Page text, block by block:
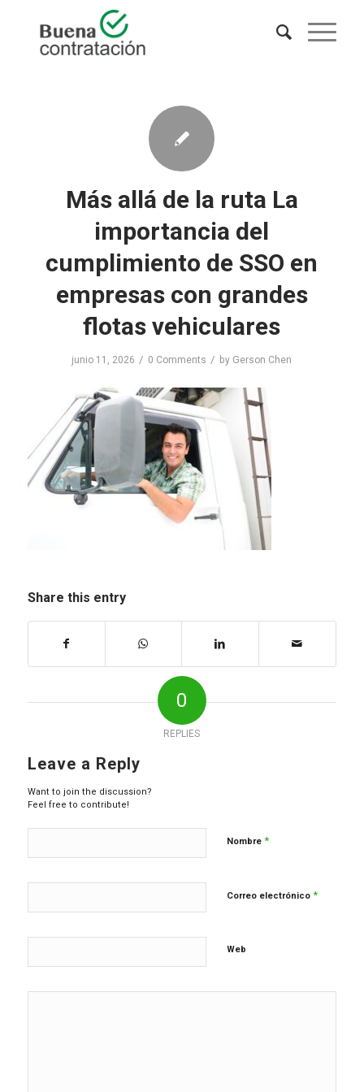
Más allá de la ruta La
importancia del
cumplimiento de SSO en
empresas con grandes
flotas vehiculares
junio 11, 2026 / 0 Comments / by Gerson Chen
Share this entry
0
REPLIES
Leave a Reply
Want to join the discussion?
Feel free to contribute!
Nombre *
Correo electrónico *
Web